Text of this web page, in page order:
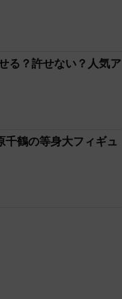
る？許せない？人気ア
千鶴の等身大フィギュ